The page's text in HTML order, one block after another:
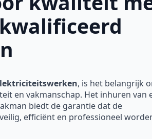
, is het belangrijk
en vakmanschap. Het inhuren van
biedt de garantie dat de
efficiënt en professioneel